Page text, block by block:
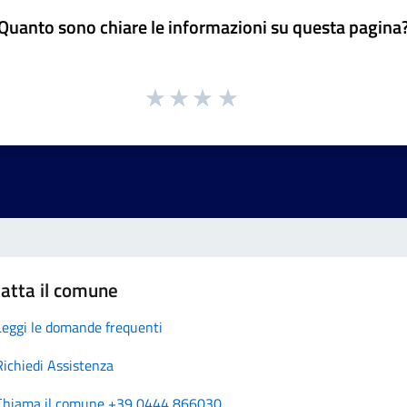
sono chiare le informazioni su questa
il comune
le domande frequenti
Assistenza